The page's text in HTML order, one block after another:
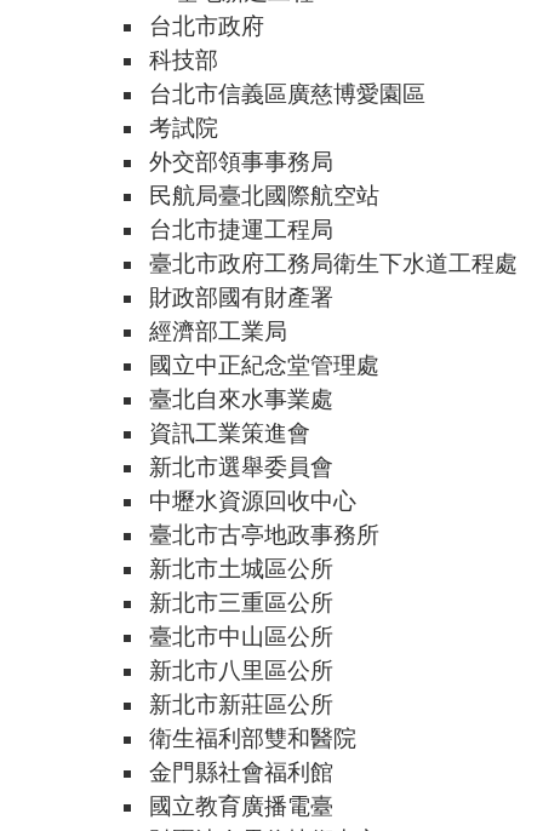
台北市政府
科技部
台北市信義區廣慈博愛園區
考試院
外交部領事事務局
民航局臺北國際航空站
台北市捷運工程局
臺北市政府工務局衛生下水道工程處
財政部國有財產署
經濟部工業局
國立中正紀念堂管理處
臺北自來水事業處
資訊工業策進會
新北市選舉委員會
中壢水資源回收中心
臺北市古亭地政事務所
新北市土城區公所
新北市三重區公所
臺北市中山區公所
新北市八里區公所
新北市新莊區公所
衛生福利部雙和醫院
金門縣社會福利館
國立教育廣播電臺